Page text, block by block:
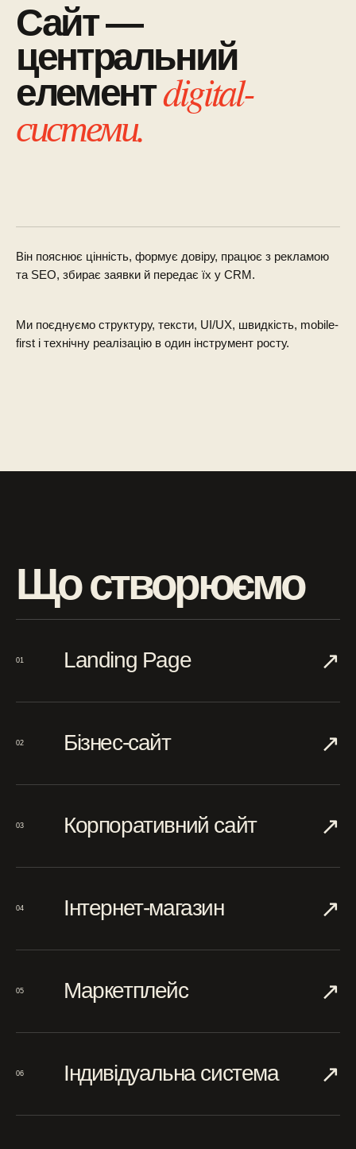
Сайт —
центральний
елементdigital-
системи.
Він пояснює цінність, формує довіру, працює з рекламою
та SEO, збирає заявки й передає їх у CRM.
Ми поєднуємо структуру, тексти, UI/UX, швидкість, mobile-
first і технічну реалізацію в один інструмент росту.
Що створюємо
01 Landing Page ↗︎
02 Бізнес-сайт ↗︎
03 Корпоративний сайт ↗︎
04 Інтернет-магазин ↗︎
05 Маркетплейс ↗︎
06 Індивідуальна система ↗︎